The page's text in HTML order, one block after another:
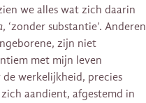
we alles wat zich daarin
, ‘zonder substantie’. Anderen
zijn niet
met mijn leven
werkelijkheid, precies
aandient, afgestemd in